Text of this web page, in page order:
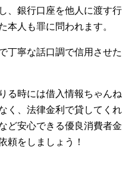
、銀行口座を他人に渡す行
本人も罪に問われます。
丁寧な話口調で信用させた
る時には借入情報ちゃんね
く、法律金利で貸してくれ
ど安心できる優良消費者金
頼をしましょう！